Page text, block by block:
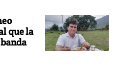
que la